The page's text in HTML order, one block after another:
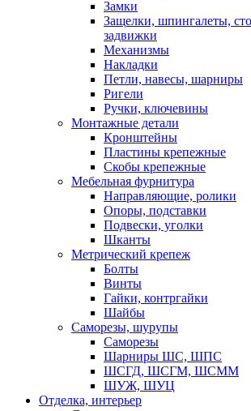
Замки
Защелки, шпингалеты,
задвижки
Механизмы
Накладки
Петли, навесы, шарниры
Ригели
Ручки, ключевины
Монтажные детали
Кронштейны
Пластины крепежные
Скобы крепежные
Мебельная фурнитура
Направляющие, ролики
Опоры, подставки
Подвески, уголки
Шканты
Метрический крепеж
Болты
Винты
Гайки, контргайки
Шайбы
Саморезы, шурупы
Саморезы
Шарниры ШС, ШПС
ШСГД, ШСГМ, ШСММ
ШУЖ, ШУЦ
Отделка, интерьер